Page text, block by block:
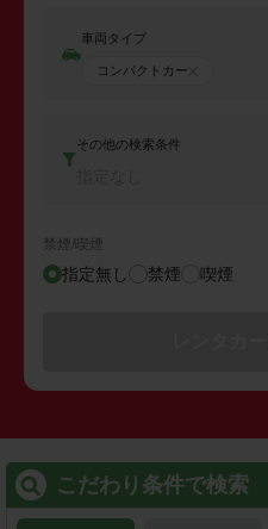
車両タイプ
コンパクトカー
その他の検索条件
禁煙/喫煙
指定無し 禁煙 喫煙
こだわり条件で検索